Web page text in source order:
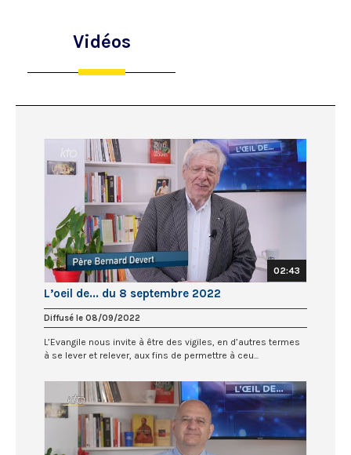
Vidéos
02:43
L’oeil de... du 8 septembre 2022
Diffusé le 08/09/2022
L’Evangile nous invite à être des vigiles, en d’autres termes
à se lever et relever, aux fins de permettre à ceu...